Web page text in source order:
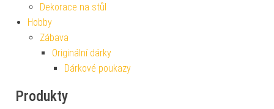
Dekorace na stůl
Hobby
Zábava
Originální dárky
Dárkové poukazy
Produkty